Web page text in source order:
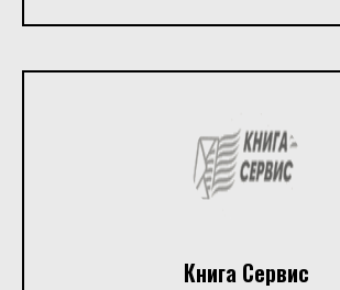
Книга Сервис